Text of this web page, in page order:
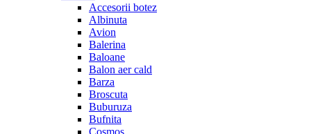
Accesorii botez
Albinuta
Avion
Balerina
Baloane
Balon aer cald
Barza
Broscuta
Buburuza
Bufnita
Cosmos